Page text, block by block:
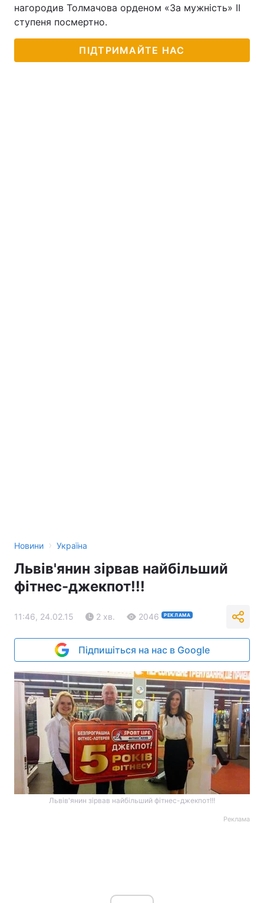
нагородив Толмачова орденом «За мужність» ІІ
ступеня посмертно.
ПІДТРИМАЙТЕ НАС
Новини › Україна
Львів'янин зірвав найбільший
фітнес-джекпот!!!
11:46, 24.02.15 2 хв. 2046 РЕКЛАМА
Підпишіться на нас в Google
Львів'янин зірвав найбільший фітнес-джекпот!!!
Реклама